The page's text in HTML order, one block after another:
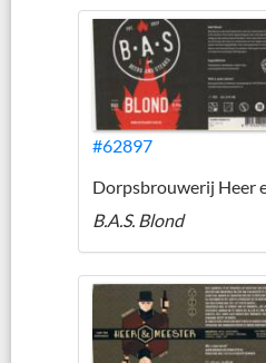
#62897
Dorpsbrouwerij Heer
B.A.S. Blond